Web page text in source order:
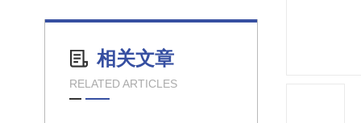
相关文章
RELATED ARTICLES